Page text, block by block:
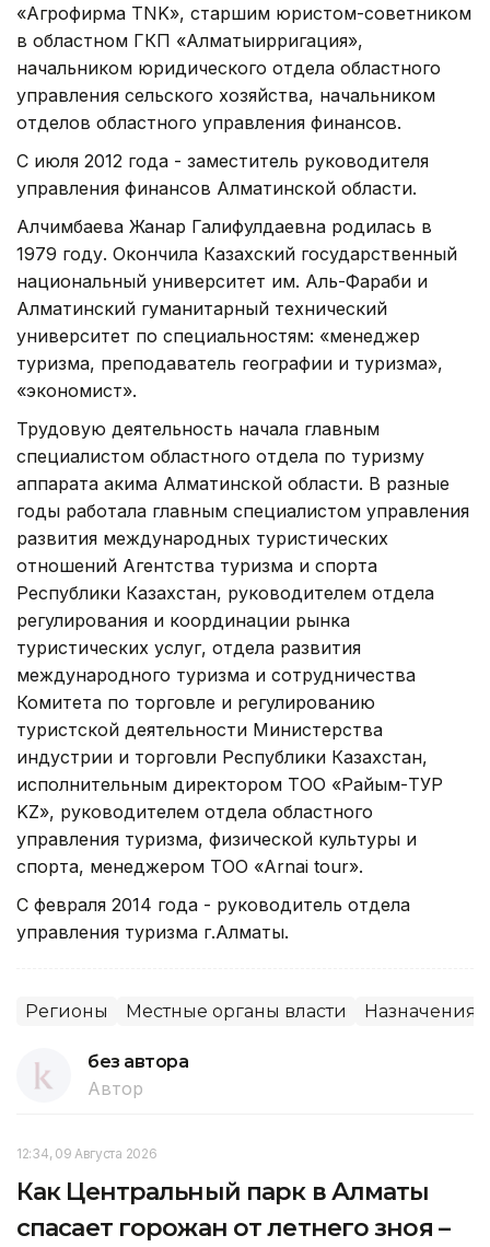
«Агрофирма TNK», старшим юристом-советником
в областном ГКП «Алматыирригация»,
начальником юридического отдела областного
управления сельского хозяйства, начальником
отделов областного управления финансов.
С июля 2012 года - заместитель руководителя
управления финансов Алматинской области.
Алчимбаева Жанар Галифулдаевна родилась в
1979 году. Окончила Казахский государственный
национальный университет им. Аль-Фараби и
Алматинский гуманитарный технический
университет по специальностям: «менеджер
туризма, преподаватель географии и туризма»,
«экономист».
Трудовую деятельность начала главным
специалистом областного отдела по туризму
аппарата акима Алматинской области. В разные
годы работала главным специалистом управления
развития международных туристических
отношений Агентства туризма и спорта
Республики Казахстан, руководителем отдела
регулирования и координации рынка
туристических услуг, отдела развития
международного туризма и сотрудничества
Комитета по торговле и регулированию
туристской деятельности Министерства
индустрии и торговли Республики Казахстан,
исполнительным директором ТОО «Райым-ТУР
KZ», руководителем отдела областного
управления туризма, физической культуры и
спорта, менеджером ТОО «Arnai tour».
С февраля 2014 года - руководитель отдела
управления туризма г.Алматы.
Регионы Местные органы власти Назначения
без автора
Автор
12:34, 09 Августа 2026
Как Центральный парк в Алматы
спасает горожан от летнего зноя –